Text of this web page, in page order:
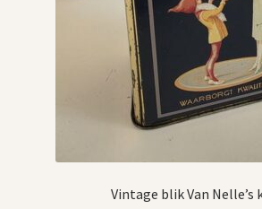
Vintage blik Van Nelle’s